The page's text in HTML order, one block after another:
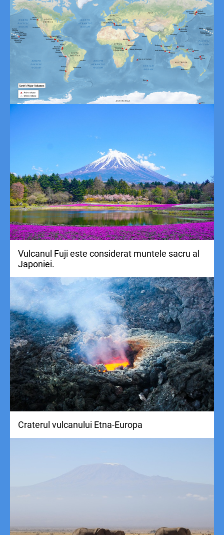
Vulcanul Fuji este considerat muntele sacru al
Japoniei.
Craterul vulcanului Etna-Europa